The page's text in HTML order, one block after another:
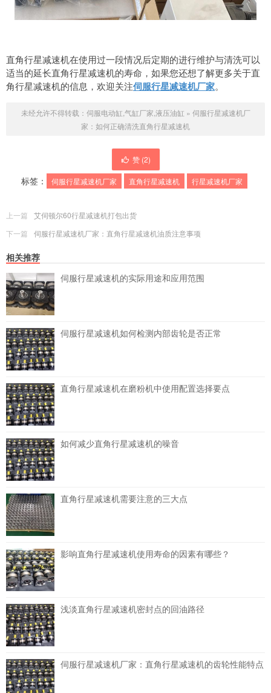
直角行星减速机在使用过一段情况后定期的进行维护与清洗可以
适当的延长直角行星减速机的寿命，如果您还想了解更多关于直
角行星减速机的信息，欢迎关注伺服行星减速机厂家。
未经允许不得转载： 伺服电动缸,气缸厂家,液压油缸 » 伺服行星减速机厂
家：如何正确清洗直角行星减速机
赞 (2)
标签： 伺服行星减速机厂家 直角行星减速机 行星减速机厂家
上一篇
艾伺顿尔60行星减速机打包出货
下一篇
伺服行星减速机厂家：直角行星减速机油质注意事项
相关推荐
伺服行星减速机的实际用途和应用范围
伺服行星减速机如何检测内部齿轮是否正常
直角行星减速机在磨粉机中使用配置选择要点
如何减少直角行星减速机的噪音
直角行星减速机需要注意的三大点
影响直角行星减速机使用寿命的因素有哪些？
浅淡直角行星减速机密封点的回油路径
伺服行星减速机厂家：直角行星减速机的齿轮性能特点